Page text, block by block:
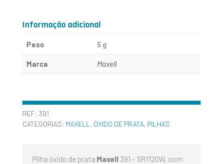
-
MAXELL
Informação adicional
Peso 5 g
Marca Maxell
REF: 391
CATEGORIAS: MAXELL , ÓXIDO DE PRATA, PILHAS
Pilha óxido de prata Maxell 391 – SR1120W, com